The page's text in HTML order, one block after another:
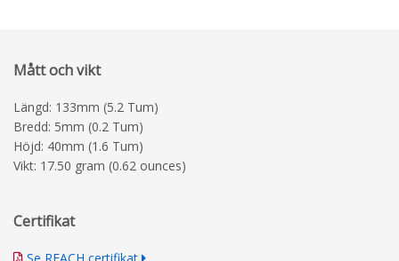
Mått och vikt
Längd: 133mm (5.2 Tum)
Bredd: 5mm (0.2 Tum)
Höjd: 40mm (1.6 Tum)
Vikt: 17.50 gram (0.62 ounces)
Certifikat